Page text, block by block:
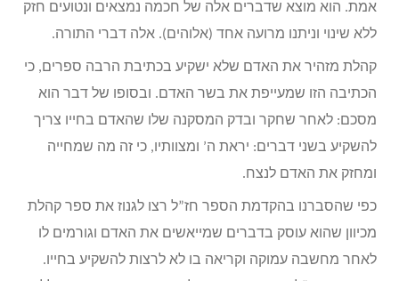
אמת. הוא מוצא שדברים אלה של חכמה נמצאים ונטועים חזק
ללא שינוי וניתנו מרועה אחד (אלוהים). אלה דברי התורה.
קהלת מזהיר את האדם שלא ישקיע בכתיבת הרבה ספרים, כי
הכתיבה הזו שמעייפת את בשר האדם. ובסופו של דבר הוא
מסכם: לאחר שחקר ובדק המסקנה שלו שהאדם בחייו צריך
להשקיע בשני דברים: יראת ה’ ומצוותיו, כי זה מה שמחייה
ומחזק את האדם לנצח.
כפי שהסברנו בהקדמת הספר חז”ל רצו לגנוז את ספר קהלת
מכיוון שהוא עוסק בדברים שמייאשים את האדם וגורמים לו
לאחר מחשבה עמוקה וקריאה בו לא לרצות להשקיע בחייו.